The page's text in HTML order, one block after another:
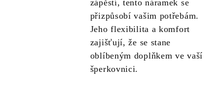
zápěstí, tento náramek se
přizpůsobí vašim potřebám.
Jeho flexibilita a komfort
zajišťují, že se stane
oblíbeným doplňkem ve vaší
šperkovnici.